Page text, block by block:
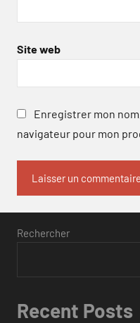
Site web
Enregistrer mon
navigateur pour mon
Rechercher
Recent Posts